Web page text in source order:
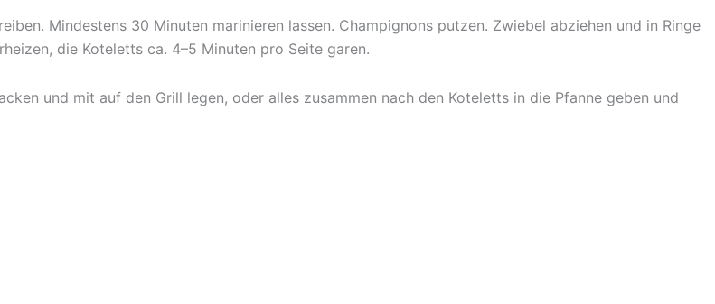
Mindestens 30 Minuten marinieren lassen. Champignons putzen. Zwiebel abziehen und in Ringe
die Koteletts ca. 4–5 Minuten pro Seite garen.
und mit auf den Grill legen, oder alles zusammen nach den Koteletts in die Pfanne geben und